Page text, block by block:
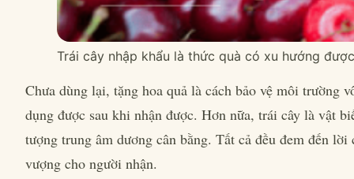
Trái cây nhập khẩu là thức quà có xu hướng
Chưa dùng lại, tặng hoa quả là cách bảo vệ môi trường
dụng được sau khi nhận được. Hơn nữa, trái cây là vật
tượng trung âm dương cân bằng. Tất cả đều đem đến
vượng cho người nhận.